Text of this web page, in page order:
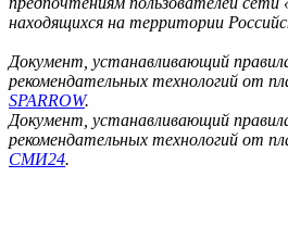
находящихся на территории
Документ, устанавливающий
рекомендательных технологий от
SPARROW.
Документ, устанавливающий
рекомендательных технологий от
СМИ24.